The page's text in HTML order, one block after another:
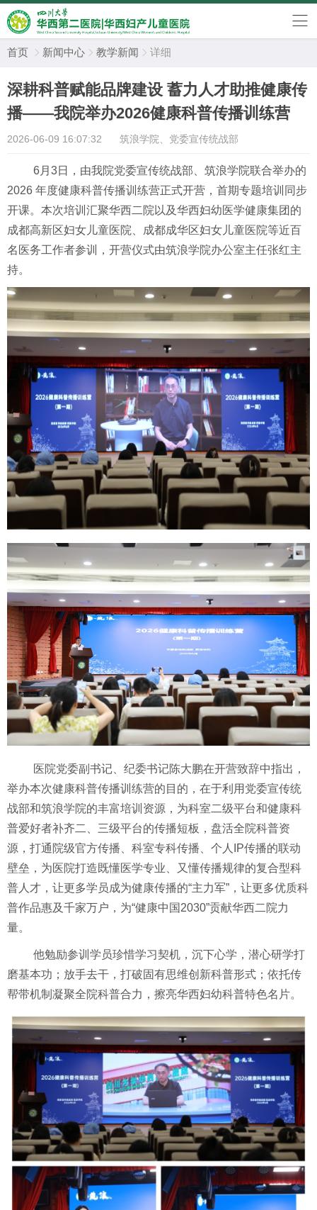
首页  新闻中心  教学新闻  详细
深耕科普赋能品牌建设 蓄力人才助推健康传
播——我院举办2026健康科普传播训练营
2026-06-09 16:07:32 筑浪学院、党委宣传统战部
6月 3日，由我院党委宣传统战部、筑浪学院联合举办的
2026 年度健康科普传播训练营正式开营，首期专题培训同步
开课。本次培训汇聚华西二院 以及华西妇幼医学健康集团 的
成都高新区妇女儿童医院
成都成华区妇女 儿童医院等近百
名医务工作者参训， 开营仪式由筑浪学院办公室主任张红主
持。
医院党委副书记、纪委书记陈大鹏在开营致辞中指出，
举办本次健康科普传播训练营的目的，在于利用 党委宣传统
战部和筑浪学院的丰富培训资源，为科室二级平台和健康科
普爱好者补齐二、三级平台的传播短板，盘活全院科普资
源，打通院级官方传播、科室专科传播、个人 IP传播的联动
壁垒，为医院打造既懂医学专业、又懂传播规律的复合型科
普人才，让更多学员成为健康传播的“主力军”，让更多优质科
普作品惠及千家万户，为“健康中国2030”贡献华西二院力
量。
他勉励参训学员珍惜学习契机，沉下心学，潜心研学打
磨基本功；放手去干，打破固有思维创新科普形式；依托传
帮带机制凝聚全院科普合力，擦亮华西妇幼科普特色名片。